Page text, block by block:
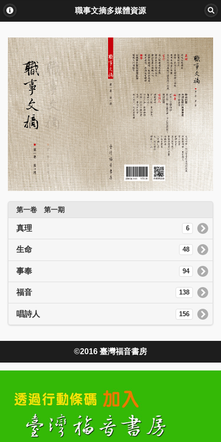
職事文摘多媒體資源
第一卷 第一期
真理 6
生命 48
事奉 94
福音 138
唱詩人 156
©2016 臺灣福音書房